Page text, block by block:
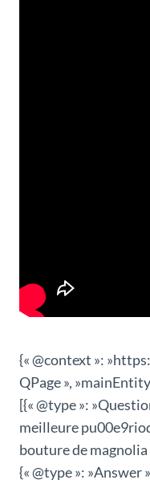
{« @context »:
QPage »,
[{« @type »:
meilleure
bouture de magnolia
{« @type »: »Answer